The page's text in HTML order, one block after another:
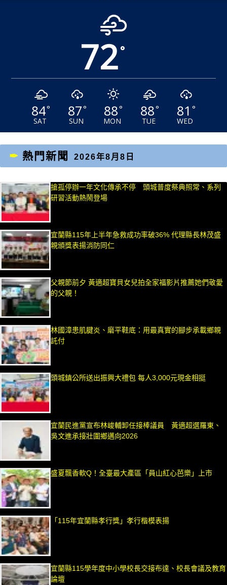
72°
84°
SAT
87°
SUN
88°
MON
88°
TUE
81 °
WED
熱門新聞 2026年8月8日
搶孤停辦一年文化傳承不停 頭城普度祭典照常、系列
研習活動熱鬧登場
宜蘭縣115年上半年急救成功率破36% 代理縣長林茂盛
親頒獎表揚消防同仁
父親節前夕 黃適超寶貝女兒拍全家福影片推薦她們敬愛
的父親！
林國漳患肌腱炎、磨平鞋底：用最真實的腳步承載鄉親
託付
頭城鎮公所送出振興大禮包 每人3,000元現金相挺
宜蘭民進黨宣布林峻輔卸任接棒議員 黃適超選羅東、
吳文進承接壯圍鄉邁向2026
盛夏飄香軟Q！全臺最大產區「員山紅心芭樂」上市
「115年宜蘭縣孝行獎」孝行楷模表揚
宜蘭縣115學年度中小學校長交接布達、校長會議及教育
論壇